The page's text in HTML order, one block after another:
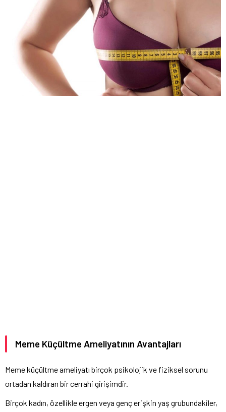
Meme Küçültme Ameliyatının Avantajları
Meme küçültme ameliyatı birçok psikolojik ve fiziksel sorunu
ortadan kaldıran bir cerrahi girişimdir.
Birçok kadın, özellikle ergen veya genç erişkin yaş grubundakiler,